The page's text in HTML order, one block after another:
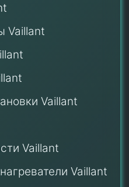
Vaillant
Vaillant
Vaillant
Vaillant